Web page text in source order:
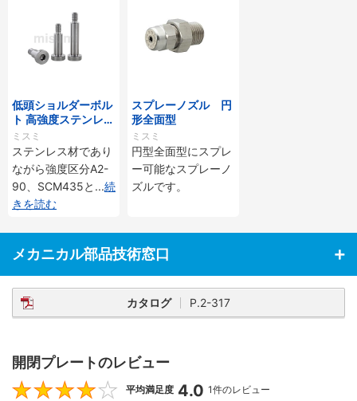
低頭ショルダーボル
ト 高強度ステンレス
タイプ -軸公差ｇ6
-
ミスミ
ステンレス材であり
ながら強度区分A2-
90、SCM435と ...続
きを読む
スプレーノズル 円
形全面型
ミスミ
円型全面型にスプレ
ー可能なスプレーノ
ズルです。
メカニカル部品技術窓口
カタログ P.2-317
開閉プレートのレビュー
4
平均満足度 4.0 1件のレビュー